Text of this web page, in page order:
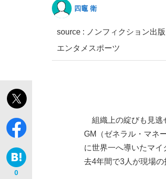
いまさら聞けない資産運用
四竈 衛
source : ノンフィクション出版
エンタメ スポーツ
0
組織上の綻びも見逃
GM（ゼネラル・マネ
に世界一へ導いたマ
去4年間で3人が現場